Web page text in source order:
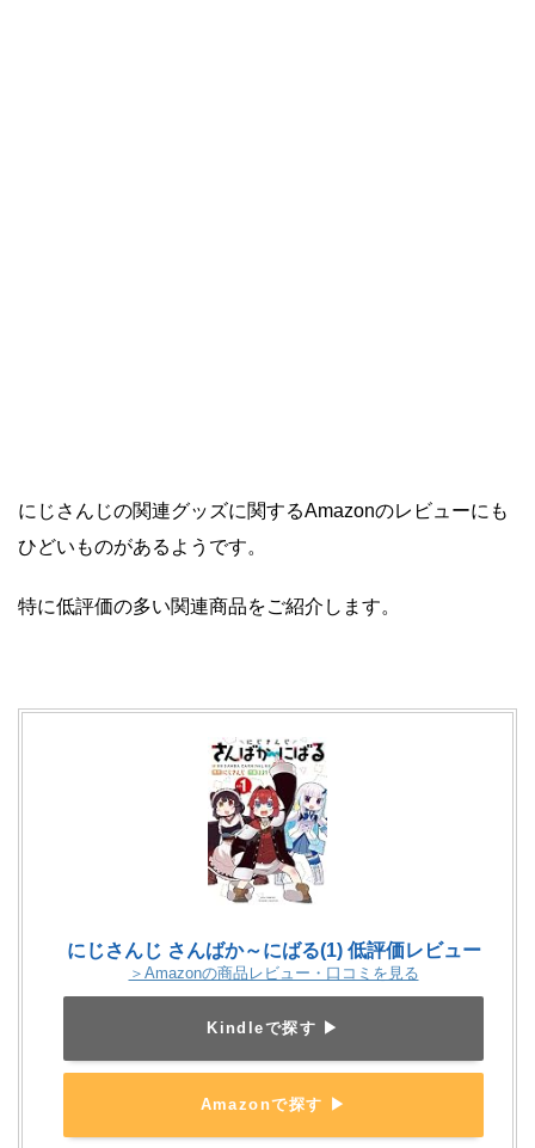
にじさんじの関連グッズに関するAmazonのレビューにも
ひどいものがあるようです。
特に低評価の多い関連商品をご紹介します。
にじさんじ さんばか～にばる(1) 低評価レビュー
＞Amazonの商品レビュー・口コミを見る
Kindleで探す ▶
Amazonで探す ▶